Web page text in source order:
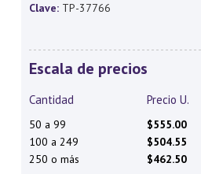
Clave: TP-37766
Escala de precios
Cantidad Precio U.
50 a 99
$555.00
100 a 249
$504.55
250 o más
$462.50